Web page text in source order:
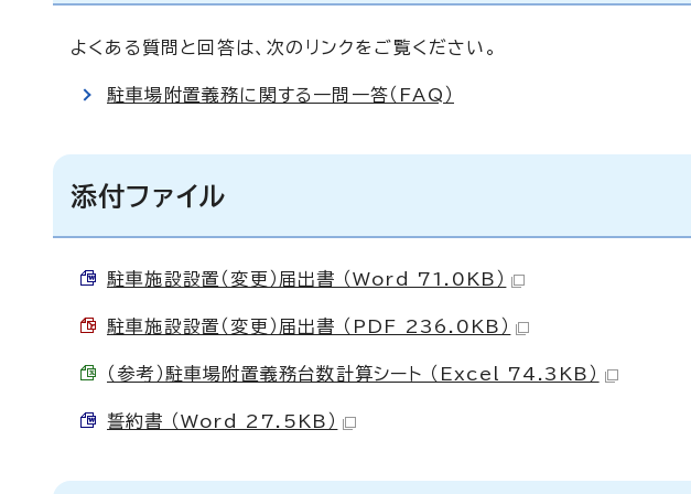
よくある質問と回答は、次のリンクをご覧ください。
駐車場附置義務に関する一問一答（FAQ）
添付ファイル
駐車施設設置（変更）届出書 （Word 71.0KB）
駐車施設設置（変更）届出書 （PDF 236.0KB）
（参考）駐車場附置義務台数計算シート （Excel 74.3KB）
誓約書 （Word 27.5KB）